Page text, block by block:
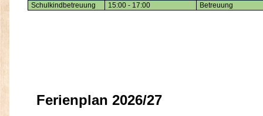
Schulkindbetreuung
15:00 - 17:00 Betreuung
Ferienplan 2026/27